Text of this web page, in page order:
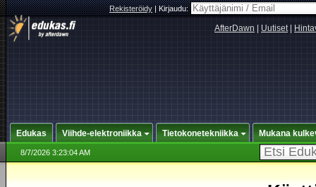
Rekisteröidy|Kirjaudu:
AfterDawn Uutiset|
Edukas Viihde-elektroniikka Tietokonetekniikka Mukana
8/7/2026 3:23:04 AM